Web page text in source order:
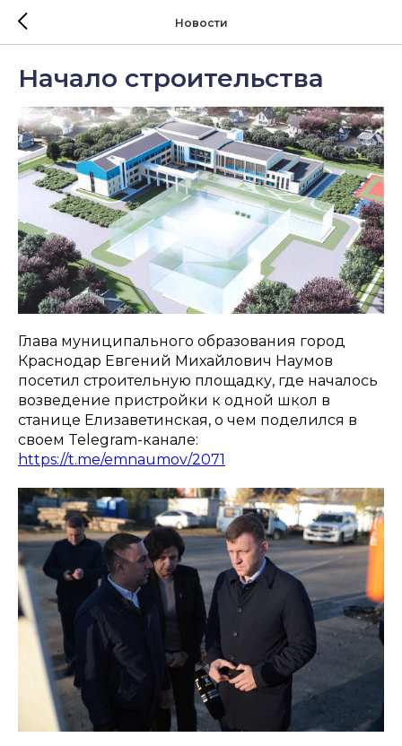
Новости
Начало строительства
Глава муниципального образования город
Краснодар Евгений Михайлович Наумов
посетил строительную площадку, где началось
возведение пристройки к одной школ в
станице Елизаветинская, о чем поделился в
своем Telegram-канале:
https://t.me/emnaumov/2071